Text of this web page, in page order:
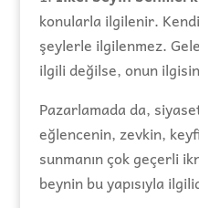
konularla ilgilenir.
şeylerle ilgilenmez.
ilgili değilse, onun
Pazarlamada da,
eğlencenin, zevkin,
sunmanın çok geçerli
beynin bu yapısıyla